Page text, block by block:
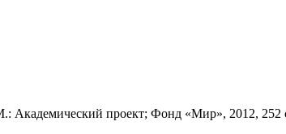
Академический проект; Фонд «Мир», 2012, 252